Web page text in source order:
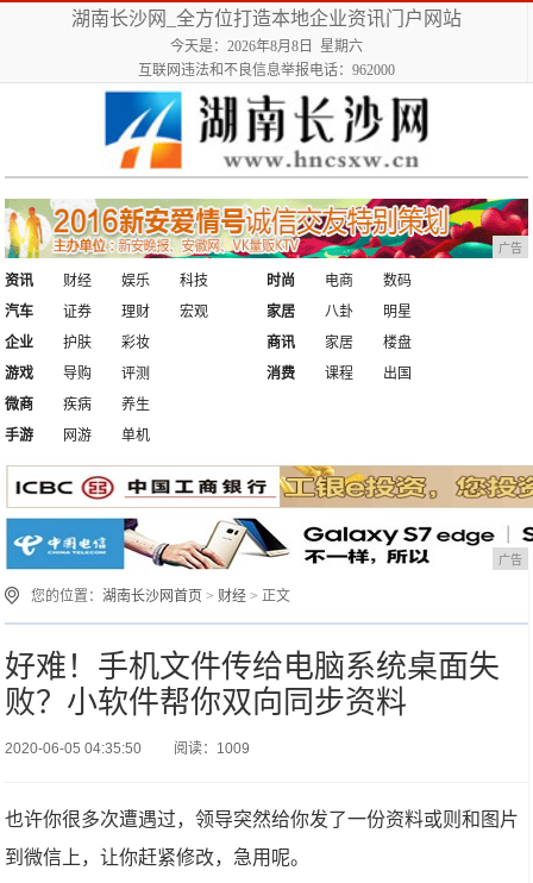
湖南长沙网_全方位打造本地企业资讯门户网站
今天是：2026年8月8日 星期六
互联网违法和不良信息举报电话：962000
广告
资讯 财经 娱乐
科技
汽车
证券 理财 宏观
时尚 电商
数码
家居
八卦
明星
企业
护肤
彩妆
游戏
导购 评测
商讯 家居
楼盘
消费
课程
出国
微商
疾病
养生
手游
网游 单机
广告
您的位置：湖南长沙网首页 > 财经 > 正文
好难！手机文件传给电脑系统桌面失
败？小软件帮你双向同步资料
2020-06-05 04:35:50 阅读：1009
也许你很多次遭遇过，领导突然给你发了一份资料或则和图片
到微信上，让你赶紧修改，急用呢。